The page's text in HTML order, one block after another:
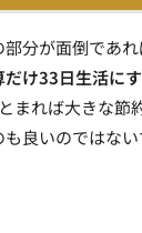
分が面倒であれ
け33日生活に
まれば大きな節
良いのではな